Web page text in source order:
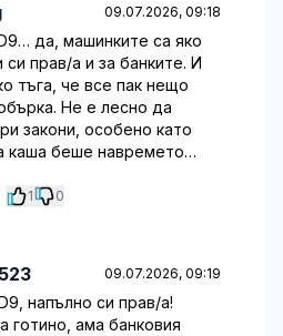
09.07.2026, 09:18
да, машинките са яко
прав/а и за банките. И
тъга, че все пак нещо
Не е лесно да
закони, особено като
каша беше навремето…
1 0
09.07.2026, 09:19
напълно си прав/а!
готино, ама банковия